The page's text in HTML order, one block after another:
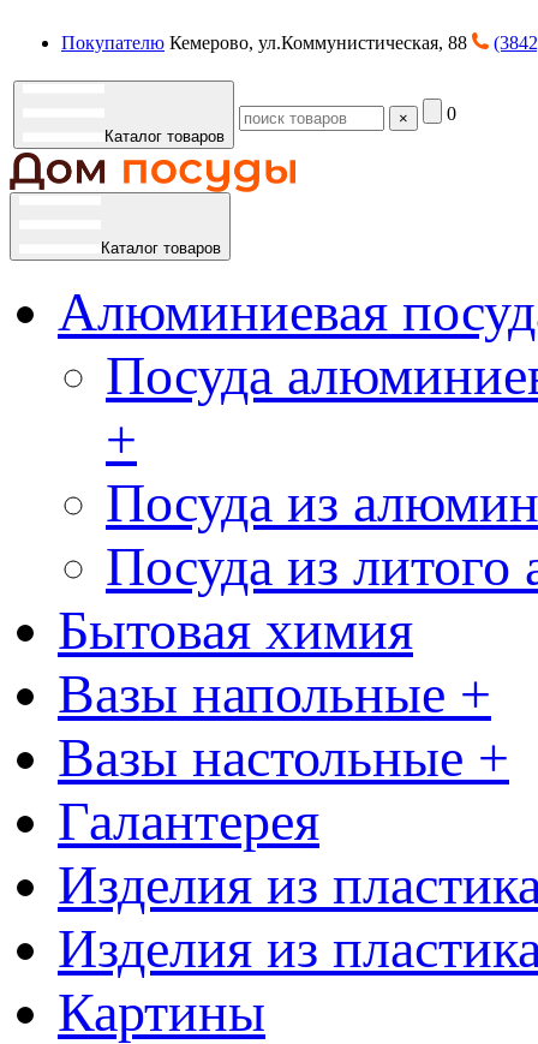
Покупателю Кемерово, ул.Коммунистическая, 88
Каталог товаров
× 0
Каталог товаров
Алюминиевая
Посуда
+
Посуда из
Посуда из
Бытовая химия
Вазы напольные +
Вазы настольные +
Галантерея
Изделия из
Изделия из
Картины